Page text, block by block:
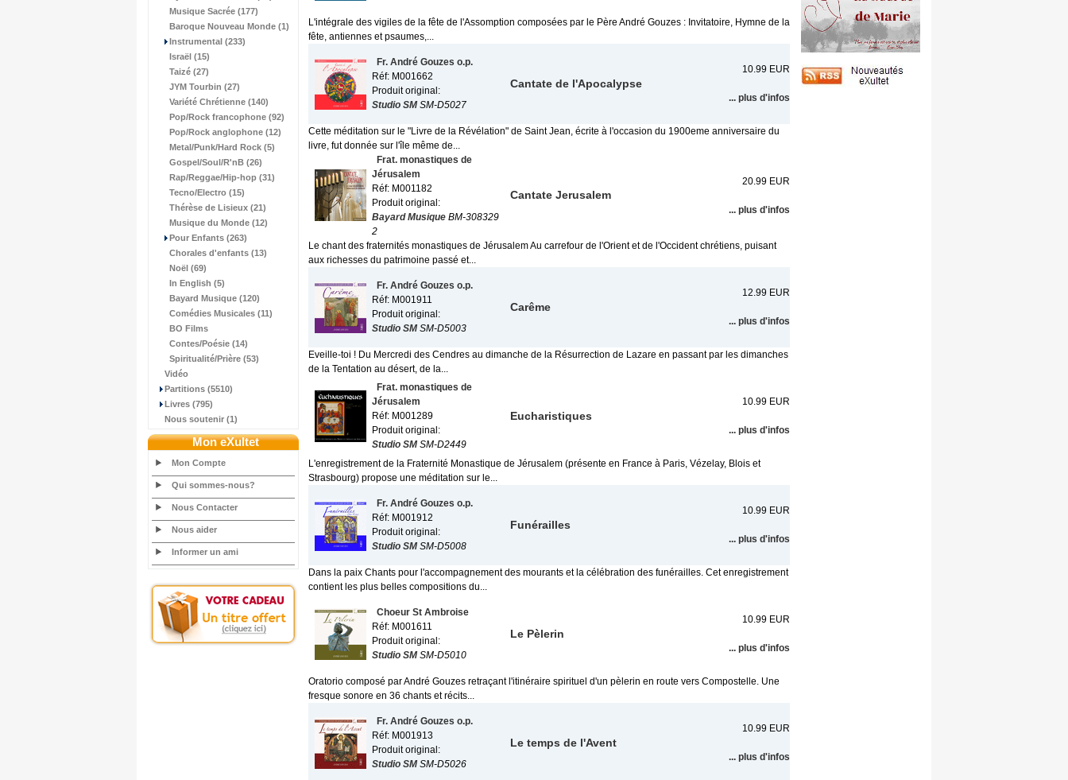
Musique Sacrée (177)
Baroque Nouveau Monde (1)
Instrumental (233)
Israël (15)
Taizé (27)
JYM Tourbin (27)
Variété Chrétienne (140)
Pop/Rock francophone (92)
Pop/Rock anglophone (12)
Metal/Punk/Hard Rock (5)
Gospel/Soul/R'nB (26)
Rap/Reggae/Hip-hop (31)
Tecno/Electro (15)
Thérèse de Lisieux (21)
Musique du Monde (12)
Pour Enfants (263)
Chorales d'enfants (13)
Noël (69)
In English (5)
Bayard Musique (120)
Comédies Musicales (11)
BO Films
Contes/Poésie (14)
Spiritualité/Prière (53)
Vidéo
Partitions (5510)
Livres (795)
Nous soutenir (1)
Mon eXultet
Mon Compte
Qui sommes-nous?
Nous Contacter
Nous aider
Informer un ami
L'intégrale des vigiles de la fête de l'Assomption composées par le Père André Gouzes : Invitatoire, Hymne de la
fête, antiennes et psaumes,...
Fr. André Gouzes o.p.
Réf: M001662
Produit original:
Studio SM SM-D5027
Cantate de l'Apocalypse
10.99 EUR
... plus d'infos
Cette méditation sur le "Livre de la Révélation" de Saint Jean, écrite à l'occasion du 1900eme anniversaire du
livre, fut donnée sur l'île même de...
Frat. monastiques de
Jérusalem
Réf: M001182
Produit original:
Bayard Musique BM-308329
2
Cantate Jerusalem
20.99 EUR
... plus d'infos
Le chant des fraternités monastiques de Jérusalem Au carrefour de l'Orient et de l'Occident chrétiens, puisant
aux richesses du patrimoine passé et...
Fr. André Gouzes o.p.
Réf: M001911
Produit original:
Studio SM SM-D5003
Carême
12.99 EUR
... plus d'infos
Eveille-toi ! Du Mercredi des Cendres au dimanche de la Résurrection de Lazare en passant par les dimanches
de la Tentation au désert, de la...
Frat. monastiques de
Jérusalem
Réf: M001289
Produit original:
Studio SM SM-D2449
Eucharistiques
10.99 EUR
... plus d'infos
L'enregistrement de la Fraternité Monastique de Jérusalem (présente en France à Paris, Vézelay, Blois et
Strasbourg) propose une méditation sur le...
Fr. André Gouzes o.p.
Réf: M001912
Produit original:
Studio SM SM-D5008
Funérailles
10.99 EUR
... plus d'infos
Dans la paix Chants pour l'accompagnement des mourants et la célébration des funérailles. Cet enregistrement
contient les plus belles compositions du...
Choeur St Ambroise
Réf: M001611
Produit original:
Studio SM SM-D5010
Le Pèlerin
10.99 EUR
... plus d'infos
Oratorio composé par André Gouzes retraçant l'itinéraire spirituel d'un pèlerin en route vers Compostelle. Une
fresque sonore en 36 chants et récits...
Fr. André Gouzes o.p.
Réf: M001913
Produit original:
Studio SM SM-D5026
Le temps de l'Avent
10.99 EUR
... plus d'infos